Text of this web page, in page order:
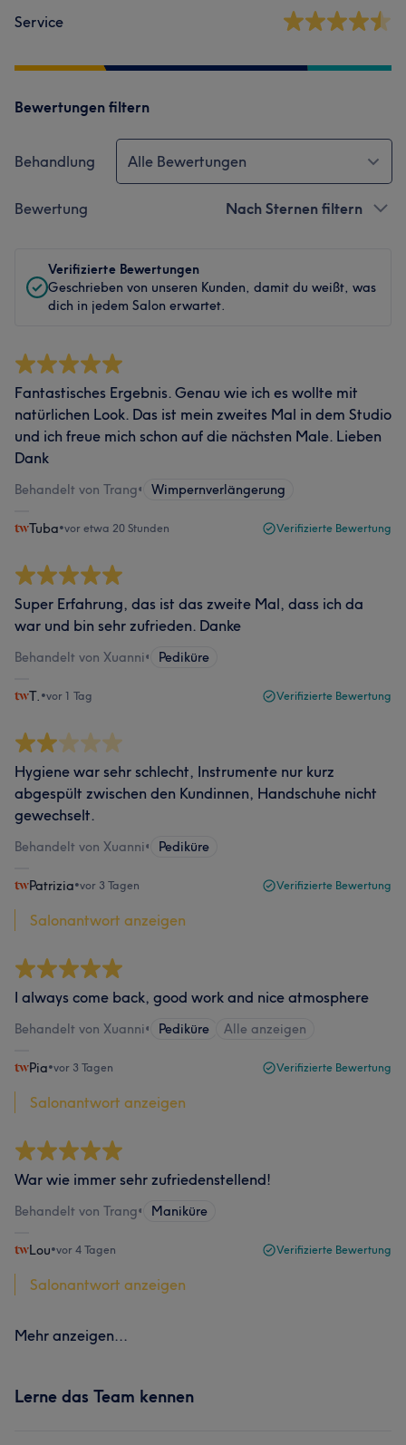
Service
Bewertungen filtern
Behandlung Alle Bewertungen
Bewertung Nach Sternen filtern
Verifizierte Bewertungen
Geschrieben von unseren Kunden, damit du weißt, was
dich in jedem Salon erwartet.
Fantastisches Ergebnis. Genau wie ich es wollte mit
natürlichen Look. Das ist mein zweites Mal in dem Studio
und ich freue mich schon auf die nächsten Male. Lieben
Dank
Behandelt von Trang• Wimpernverlängerung
Tuba•vor etwa 20 Stunden Verifizierte Bewertung
Super Erfahrung, das ist das zweite Mal, dass ich da
war und bin sehr zufrieden. Danke
Behandelt von Xuanni• Pediküre
T. •vor 1 Tag Verifizierte Bewertung
Hygiene war sehr schlecht, Instrumente nur kurz
abgespült zwischen den Kundinnen, Handschuhe nicht
gewechselt.
Behandelt von Xuanni• Pediküre
Patrizia•vor 3 Tagen Verifizierte Bewertung
Salonantwort anzeigen
I always come back, good work and nice atmosphere
Behandelt von Xuanni• Pediküre Alle anzeigen
Pia•vor 3 Tagen Verifizierte Bewertung
Salonantwort anzeigen
War wie immer sehr zufriedenstellend!
Behandelt von Trang• Maniküre
Lou•vor 4 Tagen Verifizierte Bewertung
Salonantwort anzeigen
Mehr anzeigen...
Lerne das Team kennen